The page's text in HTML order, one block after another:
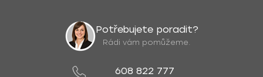
Potřebujete poradit?
Rádi vám pomůžeme.
608 822 777